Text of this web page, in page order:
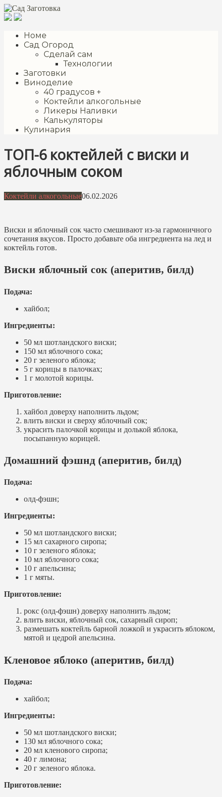
Перейти
к
Номе
Сад Огород
Сделай сам
Технологии
Заготовки
Виноделие
40 градусов +
Коктейли алкогольные
Ликеры Наливки
Калькуляторы
Кулинария
ТОП-6 коктейлей с виски и
яблочным соком
Коктейли алкогольные06.02.2026
Виски и яблочный сок часто смешивают из-за гармоничного
сочетания вкусов. Просто добавьте оба ингредиента на лед и
коктейль готов.
Виски яблочный сок (аперитив, билд)
Подача:
хайбол;
Ингредиенты:
50 мл шотландского виски;
150 мл яблочного сока;
20 г зеленого яблока;
5 г корицы в палочках;
1 г молотой корицы.
Приготовление:
хайбол доверху наполнить льдом;
влить виски и сверху яблочный сок;
украсить палочкой корицы и долькой яблока,
посыпанную корицей.
Домашний фэшнд (аперитив, билд)
Подача:
олд-фэшн;
Ингредиенты:
50 мл шотландского виски;
15 мл сахарного сиропа;
10 г зеленого яблока;
10 мл яблочного сока;
10 г апельсина;
1 г мяты.
Приготовление:
рокс (олд-фэшн) доверху наполнить льдом;
влить виски, яблочный сок, сахарный сироп;
размешать коктейль барной ложкой и украсить яблоком,
мятой и цедрой апельсина.
Кленовое яблоко (аперитив, билд)
Подача:
хайбол;
Ингредиенты:
50 мл шотландского виски;
130 мл яблочного сока;
20 мл кленового сиропа;
40 г лимона;
20 г зеленого яблока.
Приготовление: